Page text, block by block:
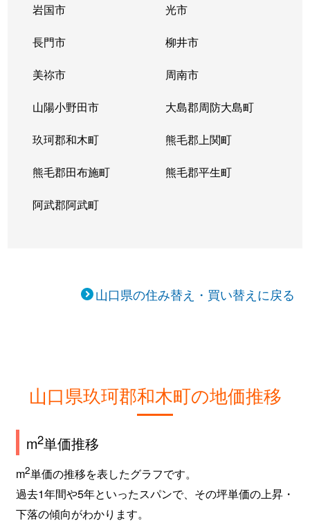
岩国市 光市
長門市 柳井市
美祢市 周南市
山陽小野田市 大島郡周防大島町
玖珂郡和木町 熊毛郡上関町
熊毛郡田布施町 熊毛郡平生町
阿武郡阿武町
山口県の住み替え・買い替えに戻る
山口県玖珂郡和木町の地価推移
m2単価推移
m2単価の推移を表したグラフです。
過去1年間や5年といったスパンで、その坪単価の上昇・
下落の傾向がわかります。